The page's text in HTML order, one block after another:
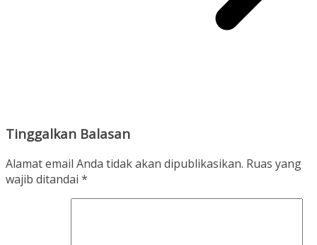
Tinggalkan Balasan
Alamat email Anda tidak akan dipublikasikan. Ruas yang
wajib ditandai *